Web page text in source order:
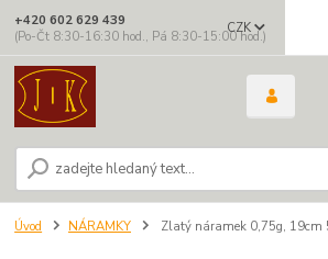
CZK
+420 602 629 439
(Po-Čt 8:30-16:30 hod., Pá 8:30-15:00 hod.)
Úvod NÁRAMKY Zlatý náramek 0,75g, 19cm